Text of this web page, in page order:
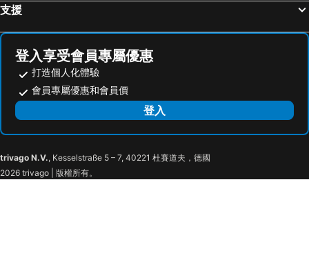
支援
登入享受會員專屬優惠
打造個人化體驗
會員專屬優惠和會員價
登入
trivago N.V., Kesselstraße 5 – 7, 40221 杜賽道夫，德國
2026 trivago | 版權所有。